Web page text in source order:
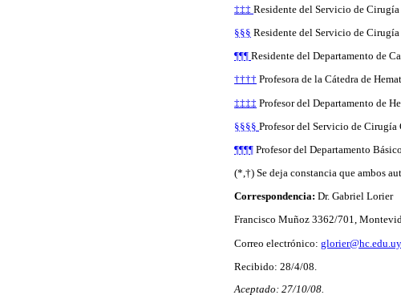
‡‡‡ Residente del Servicio de
§§§ Residente del Servicio de
¶¶¶ Residente del Departamento de
†††† Profesora de la Cátedra de
‡‡‡‡ Profesor del Departamento de
§§§§ Profesor del Servicio de
¶¶¶¶ Profesor del Departamento
(*,†) Se deja constancia que ambos
Correspondencia: Dr. Gabriel Lorier
Francisco Muñoz 3362/701,
Correo electrónico: glorier@hc.edu.uy
Recibido: 28/4/08.
Aceptado: 27/10/08.